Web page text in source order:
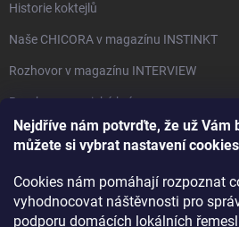
Nejdříve nám potvrďte, že už Vám
můžete si vybrat nastavení
Cookies nám pomáhají rozpoznat
vyhodnocovat náštěvnosti pro
podporu domácích lokálních
Historie koktejlů
Naše CHICORA v magazínu INSTINKT
Rozhovor v magazínu INTERVIEW
Bourbon, americká krása.
Napsali v TÝDNU o naší práci
Rozhovor s DESTILERKA.CZ v magazínu